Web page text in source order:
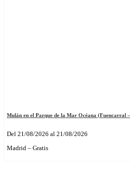
Mulán en el Parque de la Mar Océana (Fuencarral
Del 21/08/2026 al 21/08/2026
Madrid – Gratis